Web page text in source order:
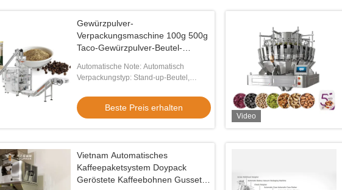
Gewürzpulver-
Verpackungsmaschine 100g 500g
Taco-Gewürzpulver-Beutel-
und Verpackungsmaschine
Automatische Note: Automatisch
Verpackungstyp: Stand-up-Beutel,
Beste Preis erhalten
Video
Vietnam Automatisches
Kaffeepaketsystem Doypack
Geröstete Kaffeebohnen Gusset